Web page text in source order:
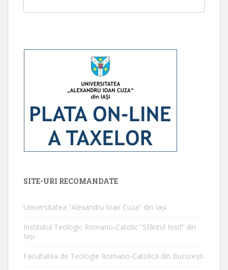
SITE-URI RECOMANDATE
Universitatea ”Alexandru Ioan Cuza” din Iaşi
Institutul Teologic Romano-Catolic ”Sfântul Iosif” din
Iaşi
Facultatea de Teologie Romano-Catolică din Bucureşti